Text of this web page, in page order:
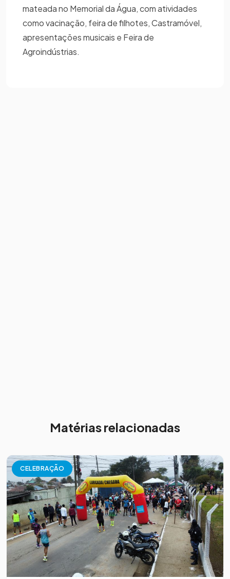
mateada no Memorial da Água, com atividades
como vacinação, feira de filhotes, Castramóvel,
apresentações musicais e Feira de
Agroindústrias.
Matérias relacionadas
CELEBRAÇÃO